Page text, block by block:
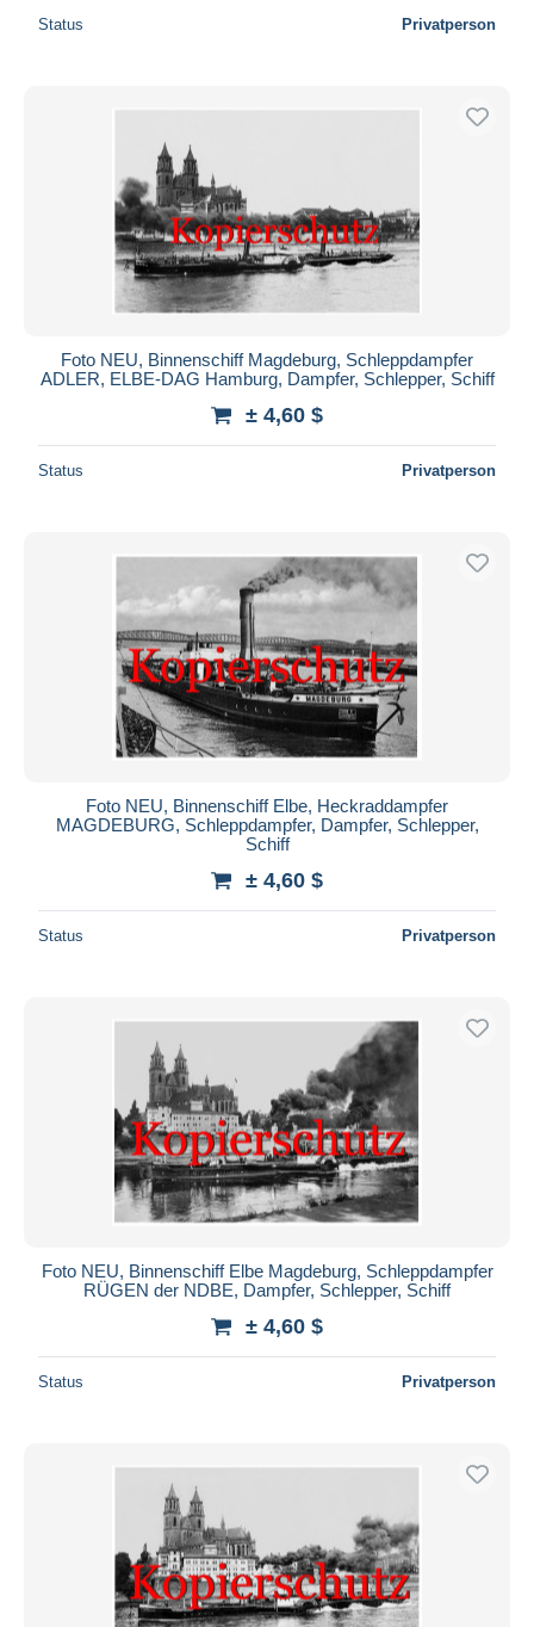
Status Privatperson
Foto NEU, Binnenschiff Magdeburg, Schleppdampfer
ADLER, ELBE-DAG Hamburg, Dampfer, Schlepper, Schiff
± 4,60 $
Status Privatperson
Foto NEU, Binnenschiff Elbe, Heckraddampfer
MAGDEBURG, Schleppdampfer, Dampfer, Schlepper,
Schiff
± 4,60 $
Status Privatperson
Foto NEU, Binnenschiff Elbe Magdeburg, Schleppdampfer
RÜGEN der NDBE, Dampfer, Schlepper, Schiff
± 4,60 $
Status Privatperson